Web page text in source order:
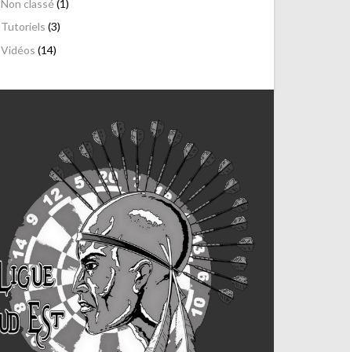
Non classé (1)
Tutoriels (3)
Vidéos (14)